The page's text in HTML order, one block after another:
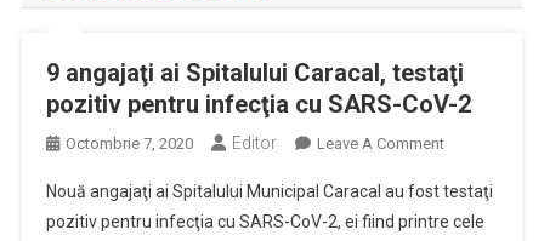
9 angajaţi ai Spitalului Caracal, testaţi
pozitiv pentru infecţia cu SARS-CoV-2
Octombrie 7, 2020 Editor Leave A CommentOn
Angajaţi
Ai
Nouă angajaţi ai Spitalului Municipal Caracal au fost testaţi
pozitiv pentru infecţia cu SARS-CoV-2, ei fiind printre cele